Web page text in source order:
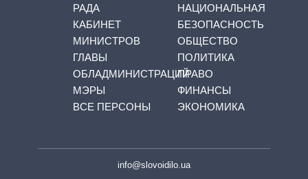
РАДА
КАБИНЕТ
МИНИСТРОВ
ГЛАВЫ
ОБЛАДМИНИСТРАЦИЙ
МЭРЫ
ВСЕ ПЕРСОНЫ
НАЦИОНАЛЬНАЯ
БЕЗОПАСНОСТЬ
ОБЩЕСТВО
ПОЛИТИКА
ПРАВО
ФИНАНСЫ
ЭКОНОМИКА
info@slovoidilo.ua